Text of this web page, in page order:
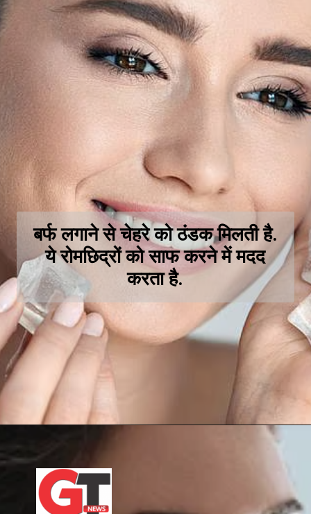
बर्फ लगाने से चेहरे को ठंडक मिलती है.
ये रोमछिद्रों को साफ करने में मदद
करता है.